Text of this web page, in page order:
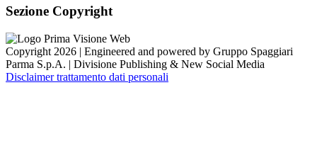
Sezione Copyright
Copyright 2026 | Engineered and powered by Gruppo Spaggiari
Parma S.p.A. | Divisione Publishing & New Social Media
Disclaimer trattamento dati personali